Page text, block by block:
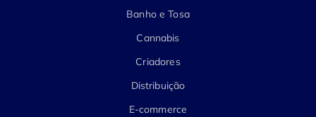
Banho e Tosa
Cannabis
Criadores
Distribuição
E-commerce